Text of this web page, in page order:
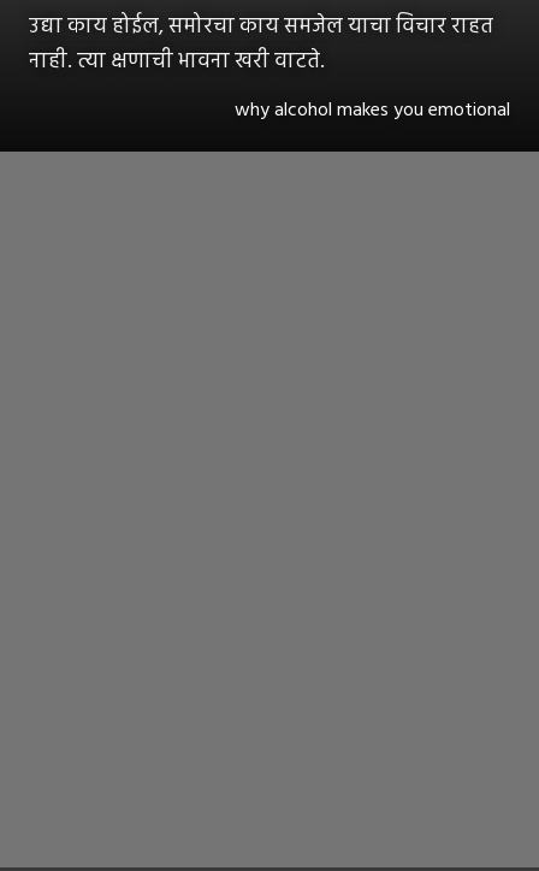
उद्या काय होईल, समोरचा काय समजेल याचा विचार राहत
नाही. त्या क्षणाची भावना खरी वाटते.
why alcohol makes you emotional